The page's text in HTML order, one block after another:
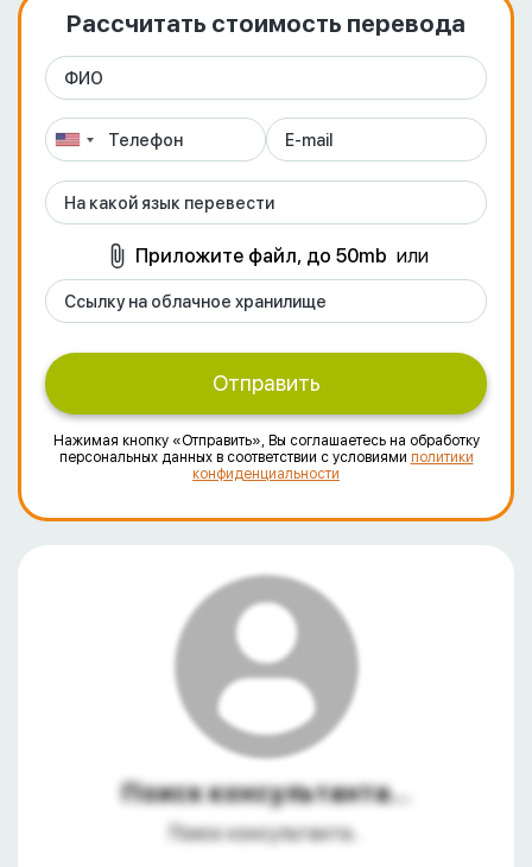
Рассчитать стоимость перевода
Приложите файл, до 50mb или
Отправить
Нажимая кнопку «Отправить», Вы соглашаетесь на обработку
персональных данных в соответствии с условиями политики
конфиденциальности
Поиск консультанта...
Поиск консультанта...